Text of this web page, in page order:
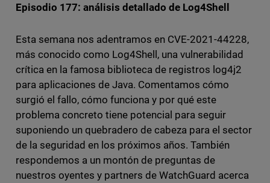
Episodio 177: análisis detallado de Log4Shell
Esta semana nos adentramos en CVE-2021-44228,
más conocido como Log4Shell, una vulnerabilidad
crítica en la famosa biblioteca de registros log4j2
para aplicaciones de Java. Comentamos cómo
surgió el fallo, cómo funciona y por qué este
problema concreto tiene potencial para seguir
suponiendo un quebradero de cabeza para el sector
de la seguridad en los próximos años. También
respondemos a un montón de preguntas de
nuestros oyentes y partners de WatchGuard acerca